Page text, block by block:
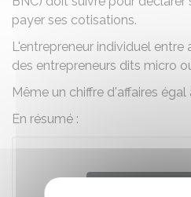
payer ses cotisations.
L'entrepreneur individuel
des entrepreneurs dits micro
Même un chiffre d'affaires
En résumé :